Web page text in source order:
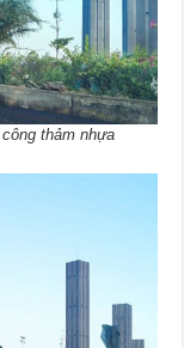
thảm nhựa